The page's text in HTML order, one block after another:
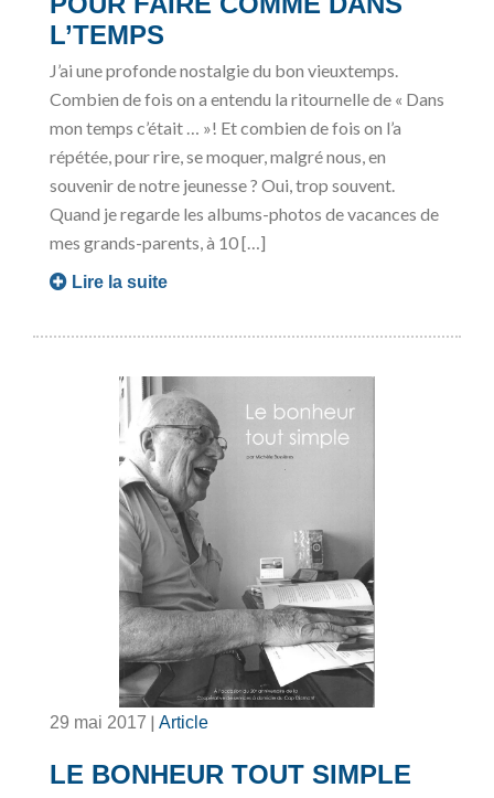
L’TEMPS
J’ai une profonde nostalgie du bon vieuxtemps.
Combien de fois on a entendu la ritournelle de « Dans
mon temps c’était … »! Et combien de fois on l’a
répétée, pour rire, se moquer, malgré nous, en
souvenir de notre jeunesse ? Oui, trop souvent.
Quand je regarde les albums-photos de vacances de
mes grands-parents, à 10 […]
Lire la suite
29 mai 2017 | Article
LE BONHEUR TOUT SIMPLE